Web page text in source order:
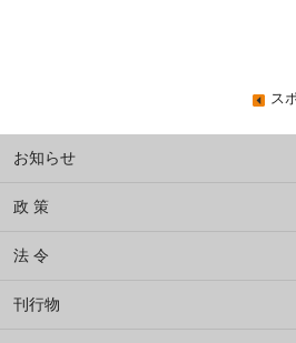
ス
お知らせ
政 策
法 令
刊行物